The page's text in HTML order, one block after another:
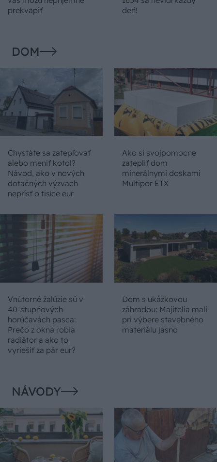
prekvapiť
deň!
DOM
Chystáte sa zatepľovať
alebo meniť kotol?
Návod, ako v nových
dotačných výzvach
neprísť o tisíce eur
Ako si svojpomocne
zatepliť dom
minerálnymi doskami
Multipor ETX
Vnútorné žalúzie sú v
40-stupňových
horúčavách pasca:
Prečo z okna robia
radiátor a ako to
vyriešiť za pár eur?
Dom s ukážkovou
záhradou: Majitelia mali
pri výbere stavebného
materiálu jasno
NÁVODY